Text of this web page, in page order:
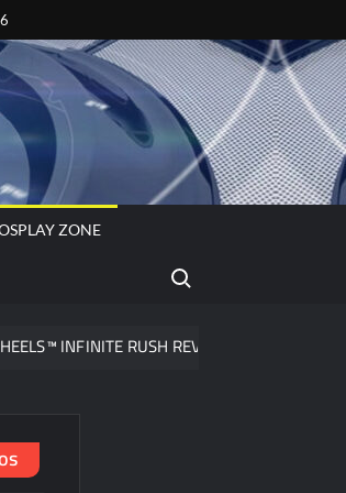
ZONE
Search for:
RUSH REVELA LA PROGRESIÓN DE LA